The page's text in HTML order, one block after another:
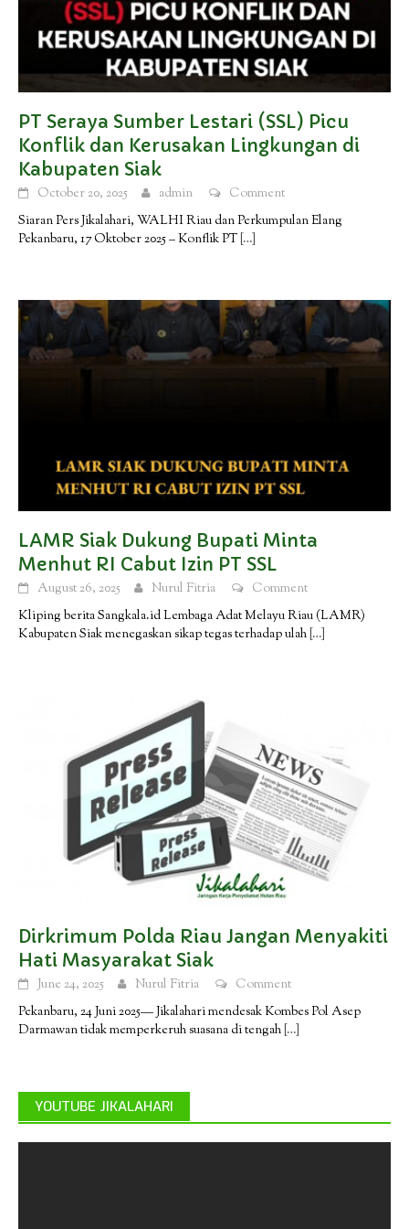
PT Seraya Sumber Lestari (SSL) Picu
Konflik dan Kerusakan Lingkungan di
Kabupaten Siak
October 20, 2025 admin
Comment
Siaran Pers Jikalahari, WALHI Riau dan Perkumpulan Elang
Pekanbaru, 17 Oktober 2025 – Konflik PT […]
LAMR Siak Dukung Bupati Minta
Menhut RI Cabut Izin PT SSL
August 26, 2025 Nurul Fitria
Comment
Kliping berita Sangkala.id Lembaga Adat Melayu Riau (LAMR)
Kabupaten Siak menegaskan sikap tegas terhadap ulah […]
Dirkrimum Polda Riau Jangan Menyakiti
Hati Masyarakat Siak
June 24, 2025 Nurul Fitria
Comment
Pekanbaru, 24 Juni 2025— Jikalahari mendesak Kombes Pol Asep
Darmawan tidak memperkeruh suasana di tengah […]
YOUTUBE JIKALAHARI